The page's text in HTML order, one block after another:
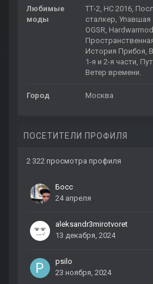
Любимые
моды
ТТ-2, НС 2016,
сталкер, Упавшая
OGSR,
История Прибоя,
1-я и 2-я части,
Ветер времени.
Город Москва
ПОСЕТИТЕЛИ ПРОФИЛЯ
2 322 просмотра профиля
Босс
24 апреля
aleksandr3mirotvoret
13 декабря, 2024
psilo
23 ноября, 2024